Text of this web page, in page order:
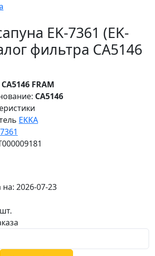
EK-7361 (EK-
фильтра CA5146
CA5146 FRAM
CA5146
EKKA
2026-07-23